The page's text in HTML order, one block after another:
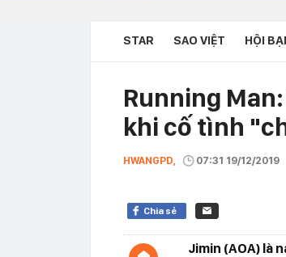
STAR SAO VIỆT HỘI
Running
khi cố tình
HWANGPD, 07:31 19/12/2019
Chia sẻ
Jimin (AOA) là